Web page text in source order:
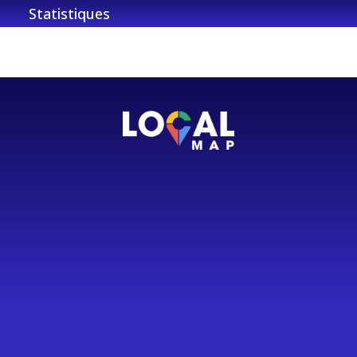
Statistiques